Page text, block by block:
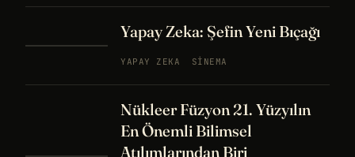
Yapay Zeka: Şefin Yeni Bıçağı
YAPAY ZEKA SINEMA
Nükleer Füzyon 21. Yüzyılın
En Önemli Bilimsel
Atılımlarından Biri